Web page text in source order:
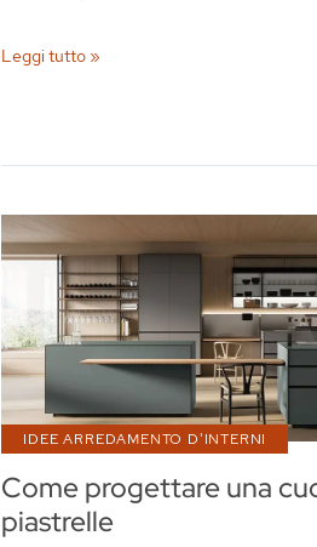
Foto
di
Leggi tutto »
Come progettare una
piastrelle
IDEE ARREDAMENTO D'INTERNI